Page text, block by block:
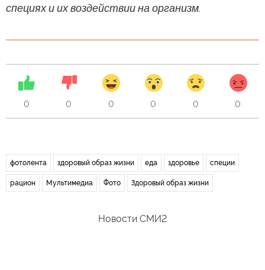
специях и их воздействии на организм.
0 0 0 0 0 0
фотолента здоровый образ жизни еда здоровье специи
рацион Мультимедиа Фото Здоровый образ жизни
Новости СМИ2